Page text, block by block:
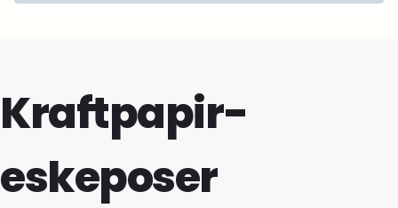
Kraftpapir-
eskeposer